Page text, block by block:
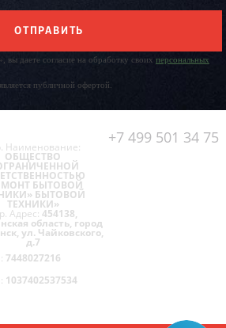
ОТПРАВИТЬ
даете согласие на обработку своих персональных
публичной офертой.
+7 499 501 34 75
Наименование:
ОБЩЕСТВО
БЫТОВОЙ
БЫТОВОЙ
ТЕХНИКИ»
Адрес: 454138,
область, город
ул. Чайковского,
д.7
7448027216
1037402537534